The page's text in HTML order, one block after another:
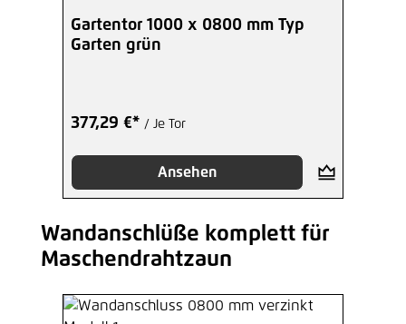
Gartentor 1000 x 0800 mm Typ
Garten grün
377,29 €* / Je Tor
Ansehen
Produktgalerie überspringen
Wandanschlüße komplett für
Maschendrahtzaun